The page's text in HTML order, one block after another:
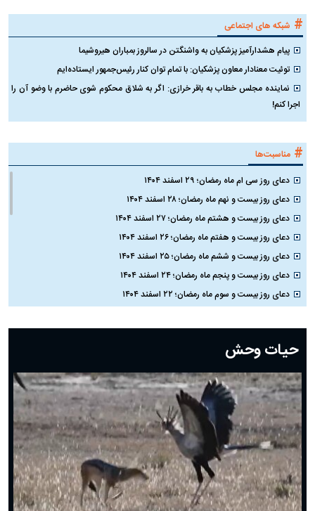
# شبکه های اجتماعی
پیام هشدارآمیز پزشکیان به واشنگتن در سالروز بمباران هیروشیما
توئیت معنادار معاون پزشکیان: با تمام توان کنار رئیس‌جمهور ایستاده‌ایم
نماینده مجلس خطاب به باقر خرازی: اگر به شلاق محکوم شوی حاضرم با وضو آن را
اجرا کنم!
# مناسبت‌ها
دعای روز سی ام ماه رمضان؛ ۲۹ اسفند ۱۴۰۴
دعای روز بیست و نهم ماه رمضان؛ ۲۸ اسفند ۱۴۰۴
دعای روز بیست و هشتم ماه رمضان؛ ۲۷ اسفند ۱۴۰۴
دعای روز بیست و هفتم ماه رمضان؛ ۲۶ اسفند ۱۴۰۴
دعای روز بیست و ششم ماه رمضان؛ ۲۵ اسفند ۱۴۰۴
دعای روز بیست و پنجم ماه رمضان؛ ۲۴ اسفند ۱۴۰۴
دعای روز بیست و سوم ماه رمضان؛ ۲۲ اسفند ۱۴۰۴
دعای روز بیستم ماه رمضان؛ ۱۹ اسفند ۱۴۰۴
دعای روز هشتم ماه مبارک رمضان؛ ۷ اسفند ماه ۱۴۰۴
دعای روز هفتم ماه رمضان؛ ۶ اسفند ۱۴۰۴
دعای روز ششم ماه رمضان؛ ۵ اسفند ۱۴۰۴
دعای روز پنجم ماه رمضان؛ ۴ اسفند ۱۴۰۴
دعای روز چهارم ماه مبارک رمضان؛ ۳ اسفند ۱۴۰۴
دعای روز سوم ماه مبارک رمضان؛ ۱۴ اسفند ۱۴۰۴
دعای روز دوم ماه مبارک رمضان ۱ اسفند ماه ۱۴۰۴
دعای روز اول ماه مبارک رمضان، ۳۰ بهمن ۱۴۰۴
حضرت زینب(س) چگونه از دنیا رفت؟
حیات وحش